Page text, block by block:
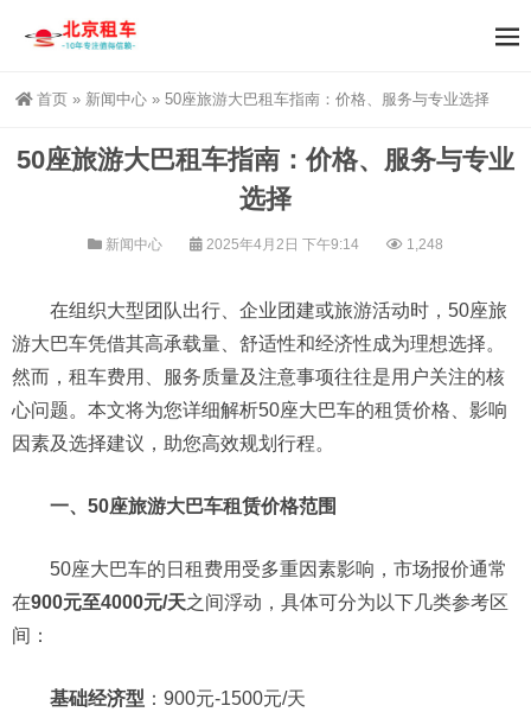
首页 » 新闻中心 » 50座旅游大巴租车指南：价格、服务与专业选择
50座旅游大巴租车指南：价格、服务与专业
选择
新闻中心 2025年4月2日 下午9:14 1,248
在组织大型团队出行、企业团建或旅游活动时，50座旅
游大巴车凭借其高承载量、舒适性和经济性成为理想选择。
然而，租车费用、服务质量及注意事项往往是用户关注的核
心问题。本文将为您详细解析50座大巴车的租赁价格、影响
因素及选择建议，助您高效规划行程。
一、50座旅游大巴车租赁价格范围
50座大巴车的日租费用受多重因素影响，市场报价通常
在900元至4000元/天之间浮动，具体可分为以下几类参考区
间：
基础经济型 ：900元-1500元/天